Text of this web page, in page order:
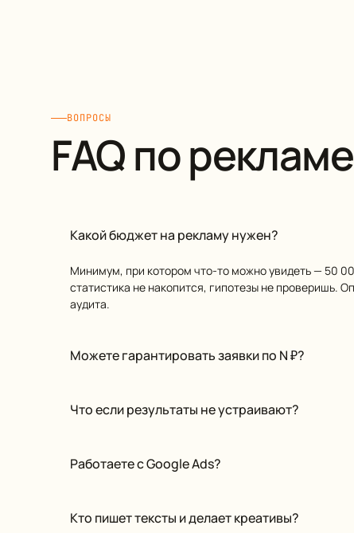
ВОПРОСЫ
FAQ по
Какой бюджет на рекламу нужен?
Минимум, при котором что-то можно увидеть — 50
статистика не накопится, гипотезы не проверишь.
аудита.
Можете гарантировать заявки по N ₽?
Что если результаты не устраивают?
Работаете с Google Ads?
Кто пишет тексты и делает креативы?